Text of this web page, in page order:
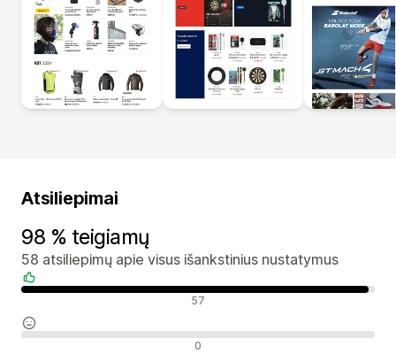
Atsiliepimai
98 % teigiamų
58 atsiliepimų apie visus išankstinius nustatymus
Teigiami atsiliepimai 57
Neutralūs atsiliepimai 0